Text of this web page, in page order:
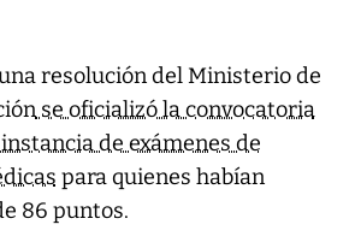
resolución del Ministerio de
se oficializó la convocatoria
de exámenes de
para quienes habían
86 puntos.